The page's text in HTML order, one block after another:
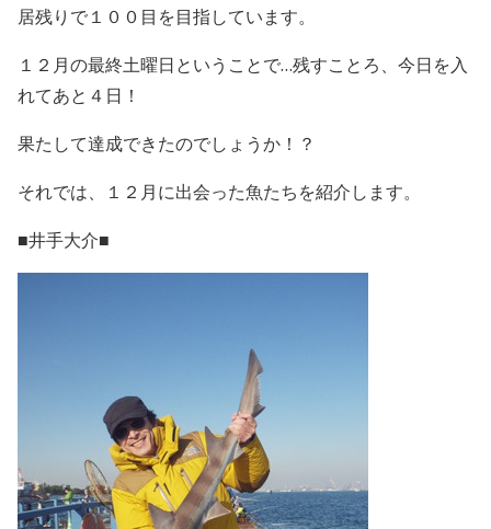
居残りで１００目を目指しています。
１２月の最終土曜日ということで…残すことろ、今日を入
れてあと４日！
果たして達成できたのでしょうか！？
それでは、１２月に出会った魚たちを紹介します。
■井手大介■